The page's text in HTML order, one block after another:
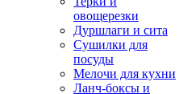
овощерезки
Дуршлаги и сита
Сушилки для
посуды
Мелочи для кухни
Ланч-боксы и